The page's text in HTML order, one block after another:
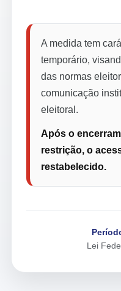
A medida tem
temporário,
das normas
comunicação
eleitoral.
Após o
restrição, o
restabelecido.
Lei